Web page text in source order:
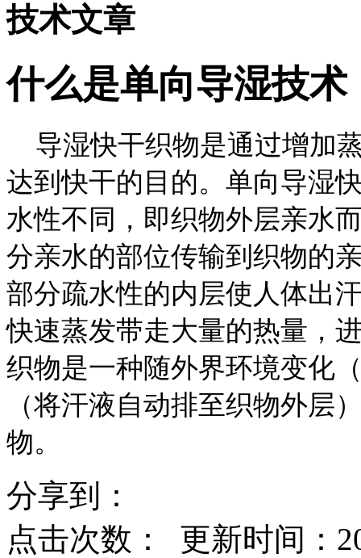
技术文章
什么是单向导湿技术
导湿快干织物是通过增加
达到快干的目的。单向导湿
水性不同，即织物外层亲水
分亲水的部位传输到织物的
部分疏水性的内层使人体出
快速蒸发带走大量的热量，
织物是一种随外界环境变化
（将汗液自动排至织物外层
物。
分享到：
点击次数：
更新时间：